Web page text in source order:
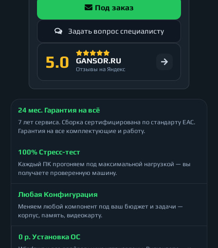
Под заказ
Задать вопрос специалисту
5.0 GANSOR.RU
Отзывы на Яндекс
24 мес. Гарантия на всё
7 лет сервиса. Сборка сертифицирована по стандарту ЕАС.
Гарантия на все комплектующие и работу.
100% Стресс-тест
Каждый ПК прогоняем под максимальной нагрузкой — вы
получаете проверенную машину.
Любая Конфигурация
Меняем любой компонент под ваш бюджет и задачи —
корпус, память, видеокарту.
0 р. Установка ОС